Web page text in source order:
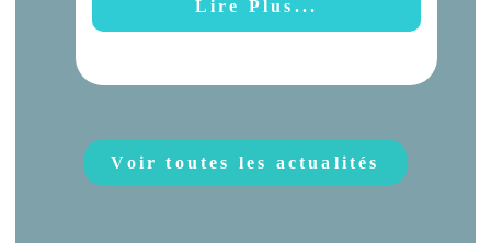
Lire Plus...
Voir toutes les actualités